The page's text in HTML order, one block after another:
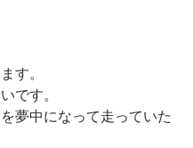
す。
です。
夢中になって走っていた